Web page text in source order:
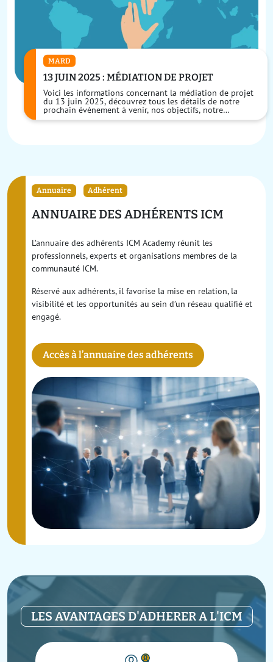
MARD
13 JUIN 2025 : MÉDIATION DE PROJET
Voici les informations concernant la médiation de projet
du 13 juin 2025, découvrez tous les détails de notre
prochain évènement à venir, nos objectifs, notre
animateur, nos cibles, la durée, les p...
Annuaire Adhérent
ANNUAIRE DES ADHÉRENTS ICM
L’annuaire des adhérents ICM Academy réunit les
professionnels, experts et organisations membres de la
communauté ICM.
Réservé aux adhérents, il favorise la mise en relation, la
visibilité et les opportunités au sein d’un réseau qualifié et
engagé.
Accès à l’annuaire des adhérents
LES AVANTAGES D'ADHERER A L'ICM